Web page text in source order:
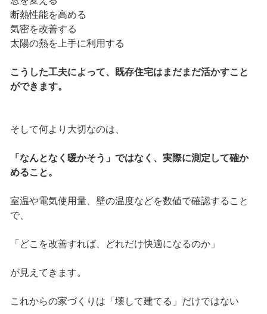
断熱性能を高める
気密を改善する
太陽の熱を上手に利用する
こうした工夫によって、既存住宅はまだまだ活かすこと
ができます。
そして何より大切なのは、
「なんとなく暖かそう」ではなく、実際に測定して確か
めること。
室温や電気使用量、壁の温度などを数値で確認すること
で、
「どこを改善すれば、どれだけ快適になるのか」
が見えてきます。
これからの家づくりは「壊して建てる」だけではない